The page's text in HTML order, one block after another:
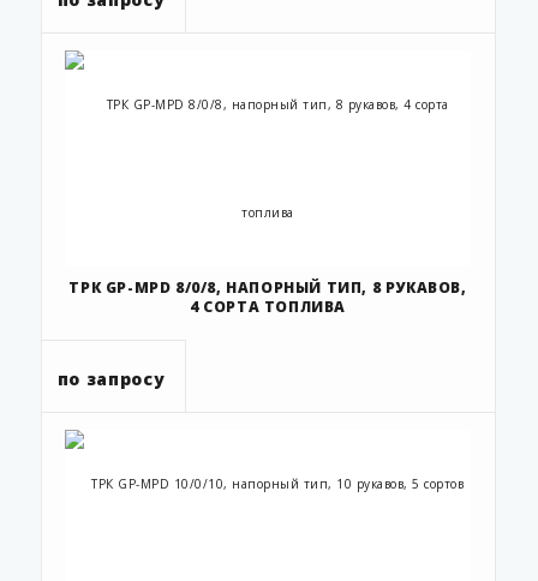
ТРК GP-MPD 8/0/8, НАПОРНЫЙ ТИП, 8 РУКАВОВ,
4 СОРТА ТОПЛИВА
по запросу